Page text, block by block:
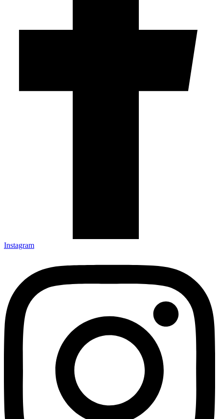
Instagram